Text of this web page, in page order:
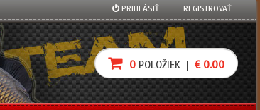
PRIHLÁSIŤ REGISTROVAŤ
0 POLOŽIEK | € 0.00